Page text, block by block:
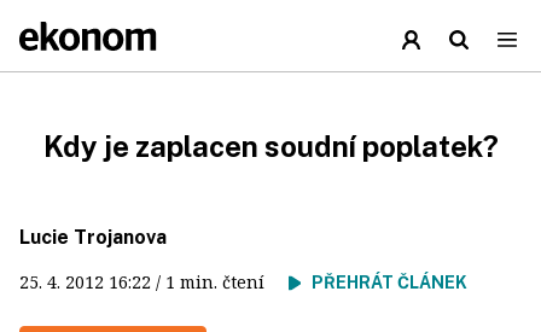
Kdy je zaplacen soudní poplatek?
Lucie Trojanova
25. 4. 2012 16:22 / 1 min. čtení PŘEHRÁT ČLÁNEK